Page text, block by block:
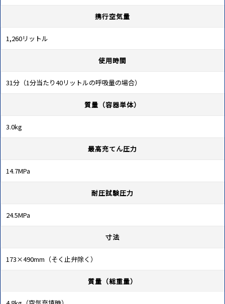
携行空気量
1,260リットル
使用時間
31分（1分当たり40リットルの呼吸量の場合）
質量（容器単体）
3.0kg
最高充てん圧力
14.7MPa
耐圧試験圧力
24.5MPa
寸法
173×490mm（そく止弁除く）
質量（総重量）